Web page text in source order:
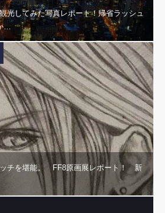
光してみた写真レポート！帰省ラッシュ
…
ッチを堪能。 FF8原画展レポート！ 新